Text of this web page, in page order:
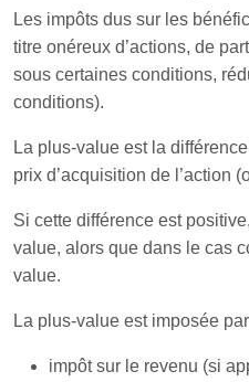
Les impôts dus sur les
titre onéreux d’actions, de
sous certaines conditions,
conditions).
La plus-value est la
prix d’acquisition de l’action
Si cette différence est
value, alors que dans le cas
value.
La plus-value est imposée
impôt sur le revenu (si